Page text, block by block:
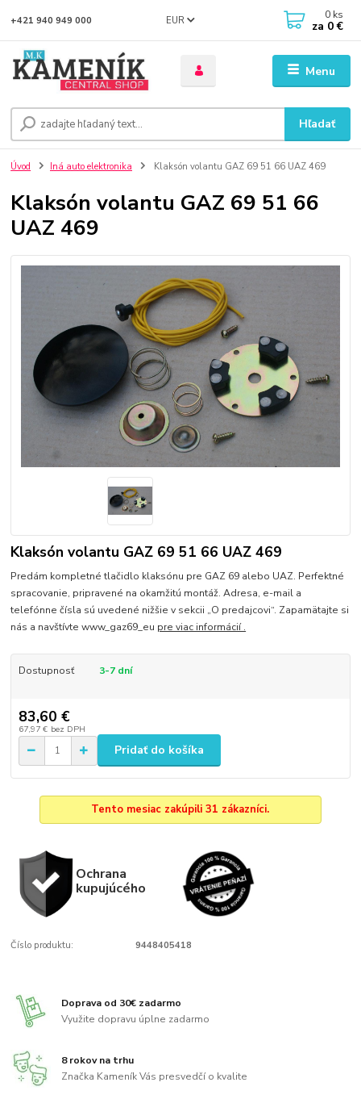
Menu
EUR
Hľadať
+421 940 949 000 0 ks
za 0 €
Úvod Iná auto elektronika Klaksón volantu GAZ 69 51 66 UAZ 469
Klaksón volantu GAZ 69 51 66
UAZ 469
Klaksón volantu GAZ 69 51 66 UAZ 469
Predám kompletné tlačidlo klaksónu pre GAZ 69 alebo UAZ. Perfektné
spracovanie, pripravené na okamžitú montáž. Adresa, e-mail a
telefónne čísla sú uvedené nižšie v sekcii „O predajcovi“. Zapamätajte si
nás a navštívte www_gaz69_eu pre viac informácií .
Dostupnosť 3-7 dní
83,60 €
67,97 € bez DPH
Pridať do košíka
Tento mesiac zakúpili 31 zákazníci.
Ochrana
kupujúcého
Číslo produktu: 9448405418
Doprava od 30€ zadarmo
Využite dopravu úplne zadarmo
8 rokov na trhu
Značka Kameník Vás presvedčí o kvalite